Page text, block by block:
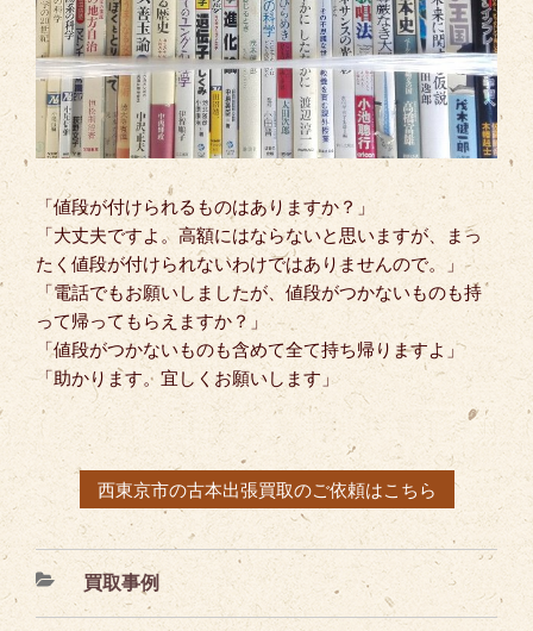
「値段が付けられるものはありますか？」
「大丈夫ですよ。高額にはならないと思いますが、まっ
たく値段が付けられないわけではありませんので。」
「電話でもお願いしましたが、値段がつかないものも持
って帰ってもらえますか？」
「値段がつかないものも含めて全て持ち帰りますよ」
「助かります。宜しくお願いします」
西東京市の古本出張買取のご依頼はこちら
カ
テ
買取事例